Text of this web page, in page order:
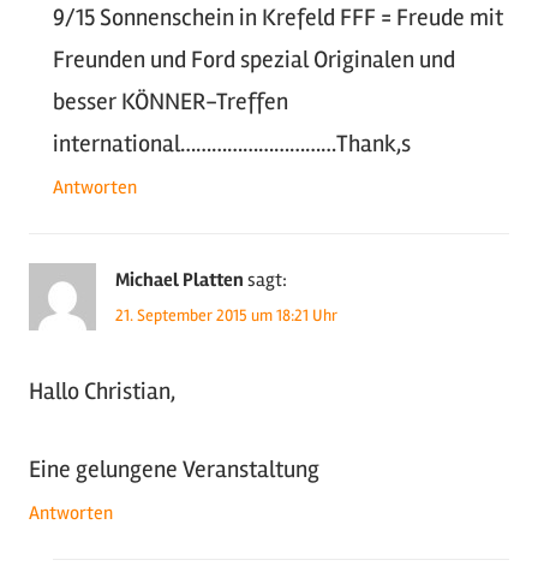
9/15 Sonnenschein in Krefeld FFF = Freude mit
Freunden und Ford spezial Originalen und
besser KÖNNER-Treffen
international…………………………Thank,s
Antworten
Michael Platten sagt:
21. September 2015 um 18:21 Uhr
Hallo Christian,
Eine gelungene Veranstaltung
Antworten